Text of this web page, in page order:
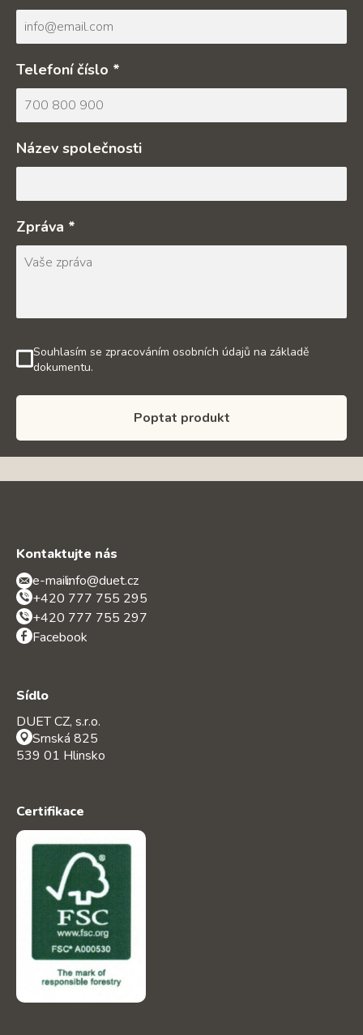
Telefoní číslo *
Název společnosti
Zpráva *
Souhlasím se zpracováním osobních údajů na základě
dokumentu.
Poptat produkt
Kontaktujte nás
e-mail:info@duet.cz
+420 777 755 295
+420 777 755 297
Facebook
Sídlo
DUET CZ, s.r.o.
Srnská 825
539 01 Hlinsko
Certifikace